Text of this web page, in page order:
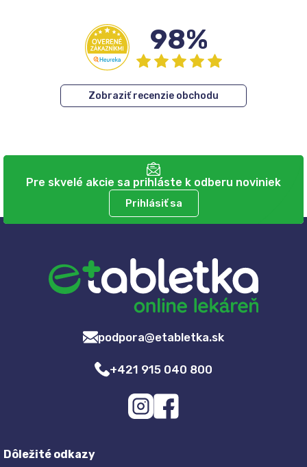
98%
Zobraziť recenzie obchodu
Pre skvelé akcie sa prihláste k odberu noviniek
Prihlásiť sa
podpora@etabletka.sk
+421 915 040 800
Dôležité odkazy